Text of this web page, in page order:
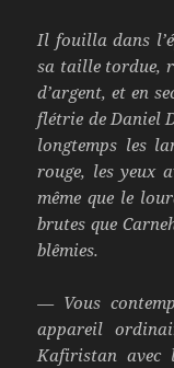
Il fouilla dans
sa taille tordue,
d’argent, et en
flétrie de Daniel
longtemps les
rouge, les yeux
même que le
brutes que
blêmies.
— Vous
appareil
Kafiristan avec